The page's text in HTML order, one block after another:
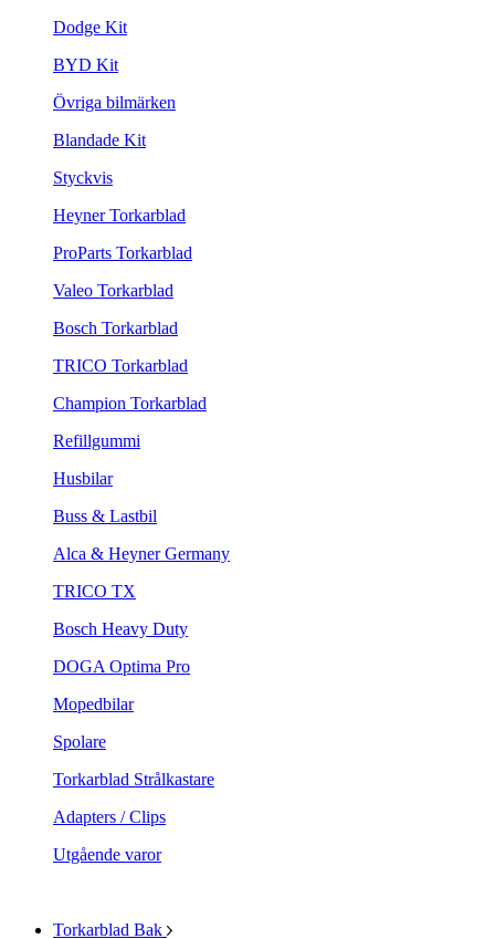
Dodge Kit
BYD Kit
Övriga bilmärken
Blandade Kit
Styckvis
Heyner Torkarblad
ProParts Torkarblad
Valeo Torkarblad
Bosch Torkarblad
TRICO Torkarblad
Champion Torkarblad
Refillgummi
Husbilar
Buss & Lastbil
Alca & Heyner Germany
TRICO TX
Bosch Heavy Duty
DOGA Optima Pro
Mopedbilar
Spolare
Torkarblad Strålkastare
Adapters / Clips
Utgående varor
Torkarblad Bak